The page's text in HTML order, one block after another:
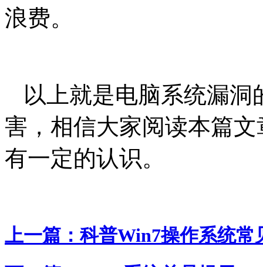
浪费。
以上就是电脑系统漏
害，相信大家阅读本篇
有一定的认识。
上一篇： 科普Win7操作系统常